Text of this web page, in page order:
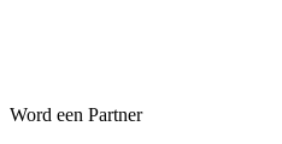
Word een Partner